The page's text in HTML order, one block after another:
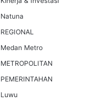
Natuna
REGIONAL
Medan Metro
METROPOLITAN
PEMERINTAHAN
Luwu